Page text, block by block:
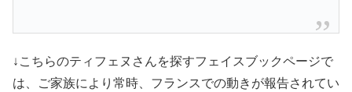
↓こちらのティフェヌさんを探すフェイスブックページで
は、ご家族により常時、フランスでの動きが報告されてい